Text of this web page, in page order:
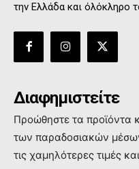
την Ελλάδα και όλόκληρο
Διαφημιστείτε
Προώθηστε τα προϊόντα
των παραδοσιακών
τις χαμηλότερες τιμές